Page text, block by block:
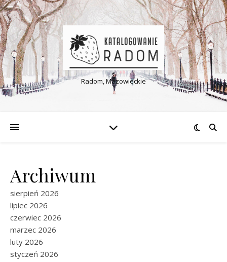
Radom, Mazowieckie
Archiwum
sierpień 2026
lipiec 2026
czerwiec 2026
marzec 2026
luty 2026
styczeń 2026